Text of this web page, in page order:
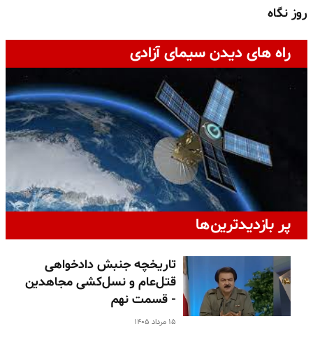
روز نگاه
راه های دیدن سیمای آزادی
پر بازدیدترین‌ها
تاریخچه جنبش دادخواهی
قتل‌عام و نسل‌کشی مجاهدین
- قسمت نهم
۱۵ مرداد ۱۴۰۵